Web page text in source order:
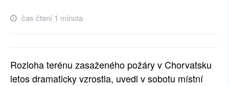
čas čtení 1 minuta
Rozloha terénu zasaženého požáry v Chorvatsku
letos dramaticky vzrostla, uvedl v sobotu místní